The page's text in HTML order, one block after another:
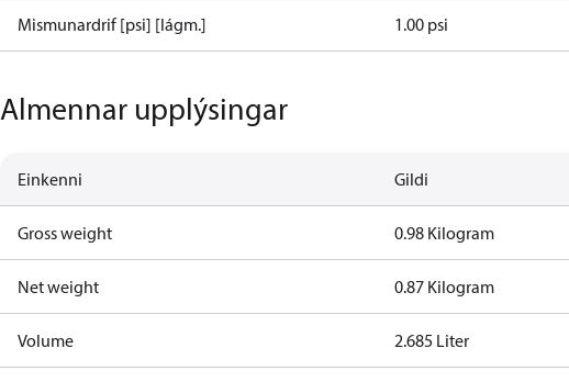
Mismunardrif [psi] [lágm.] 1.00 psi
Almennar upplýsingar
Einkenni Gildi
Gross weight 0.98 Kilogram
Net weight 0.87 Kilogram
Volume 2.685 Liter